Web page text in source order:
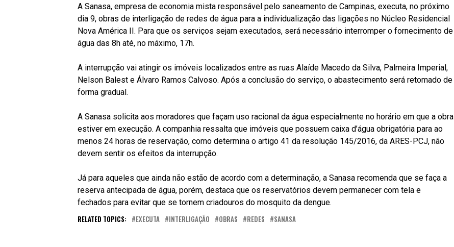
A Sanasa, empresa de economia mista responsável pelo saneamento de Campinas, executa, no próximo
dia 9, obras de interligação de redes de água para a individualização das ligações no Núcleo Residencial
Nova América II. Para que os serviços sejam executados, será necessário interromper o fornecimento de
água das 8h até, no máximo, 17h.
A interrupção vai atingir os imóveis localizados entre as ruas Alaíde Macedo da Silva, Palmeira Imperial,
Nelson Balest e Álvaro Ramos Calvoso. Após a conclusão do serviço, o abastecimento será retomado de
forma gradual.
A Sanasa solicita aos moradores que façam uso racional da água especialmente no horário em que a obra
estiver em execução. A companhia ressalta que imóveis que possuem caixa d’água obrigatória para ao
menos 24 horas de reservação, como determina o artigo 41 da resolução 145/2016, da ARES-PCJ, não
devem sentir os efeitos da interrupção.
Já para aqueles que ainda não estão de acordo com a determinação, a Sanasa recomenda que se faça a
reserva antecipada de água, porém, destaca que os reservatórios devem permanecer com tela e
fechados para evitar que se tornem criadouros do mosquito da dengue.
RELATED TOPICS:
EXECUTA INTERLIGAÇÃO OBRAS REDES SANASA